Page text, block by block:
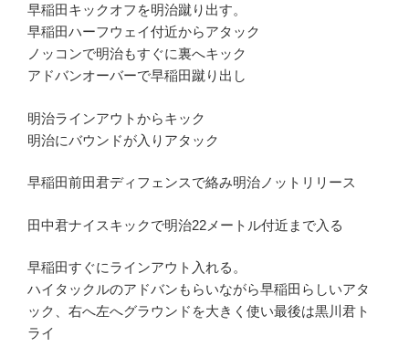
早稲田キックオフを明治蹴り出す。
早稲田ハーフウェイ付近からアタック
ノッコンで明治もすぐに裏へキック
アドバンオーバーで早稲田蹴り出し
明治ラインアウトからキック
明治にバウンドが入りアタック
早稲田前田君ディフェンスで絡み明治ノットリリース
田中君ナイスキックで明治22メートル付近まで入る
早稲田すぐにラインアウト入れる。
ハイタックルのアドバンもらいながら早稲田らしいアタ
ック、右へ左へグラウンドを大きく使い最後は黒川君ト
ライ